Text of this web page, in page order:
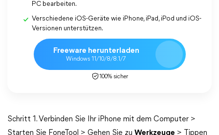
PC bearbeiten.
Verschiedene iOS-Geräte wie iPhone, iPad, iPod und iOS-
Versionen unterstützen.
Freeware herunterladen
Windows 11/10/8/8.1/7
100% sicher
Schritt 1. Verbinden Sie Ihr iPhone mit dem Computer >
Starten Sie FoneTool > Gehen Sie zu Werkzeuge > Tippen